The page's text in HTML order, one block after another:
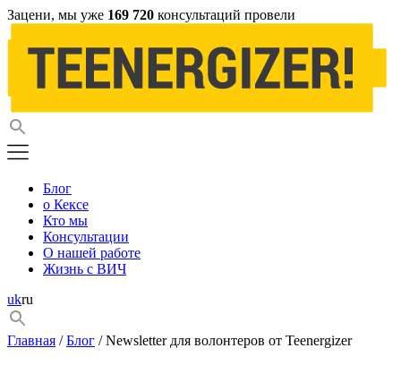
Зацени, мы уже 169 720 консультаций провели
Блог
о Кексе
Кто мы
Консультации
О нашей работе
Жизнь с ВИЧ
ukru
Главная /Блог / Newsletter для волонтеров от Teenergizer